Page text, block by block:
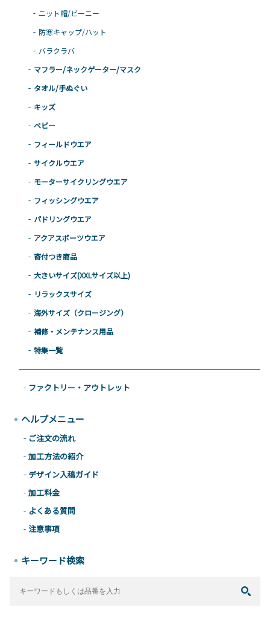
ニット帽/ビーニー
防寒キャップ/ハット
バラクラバ
マフラー/ネックゲーター/マスク
タオル/手ぬぐい
キッズ
ベビー
フィールドウエア
サイクルウエア
モーターサイクリングウエア
フィッシングウエア
パドリングウエア
アクアスポーツウエア
寄付つき商品
大きいサイズ(XXLサイズ以上)
リラックスサイズ
海外サイズ（クロージング）
補修・メンテナンス用品
特集一覧
ファクトリー・アウトレット
ヘルプメニュー
ご注文の流れ
加工方法の紹介
デザイン入稿ガイド
加工料金
よくある質問
注意事項
キーワード検索